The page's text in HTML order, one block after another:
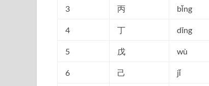
3 丙 bǐng
4 丁 dīng
5 戊 wù
6 己 jǐ